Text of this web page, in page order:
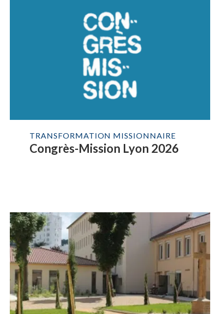
TRANSFORMATION MISSIONNAIRE
Congrès-Mission Lyon 2026